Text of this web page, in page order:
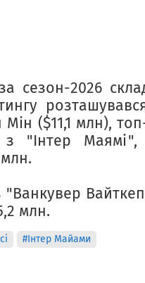
сезон-2026
($11,1 млн),
з "Інтер
млн.
#Інтер Майами